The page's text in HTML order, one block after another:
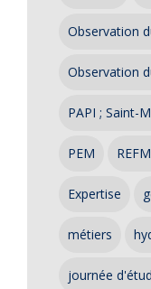
Observation
Observation
PAPI ; Saint-
PEM
Expertise
métiers
journée